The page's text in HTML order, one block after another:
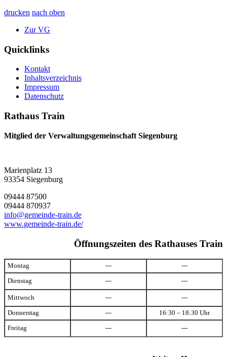
drucken nach oben
Zur VG
Quicklinks
Kontakt
Inhaltsverzeichnis
Impressum
Datenschutz
Rathaus Train
Mitglied der Verwaltungsgemeinschaft Siegenburg
Marienplatz 13
93354 Siegenburg
09444 87500
09444 870937
info@gemeinde-train.de
www.gemeinde-train.de/
Öffnungszeiten des Rathauses Train
Montag --- ---
Dienstag --- ---
Mittwoch --- ---
Donnerstag --- 16:30 – 18:30 Uhr
Freitag --- ---